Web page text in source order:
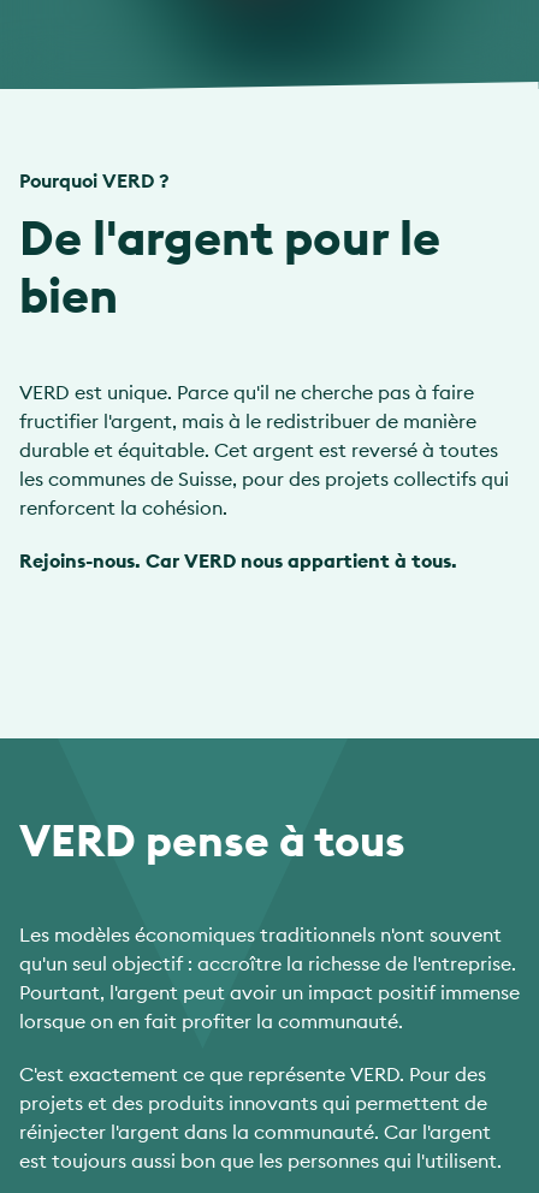
Pourquoi VERD ?
De l'argent pour le
bien
VERD est unique. Parce qu'il ne cherche pas à faire
fructifier l'argent, mais à le redistribuer de manière
durable et équitable. Cet argent est reversé à toutes
les communes de Suisse, pour des projets collectifs qui
renforcent la cohésion.
Rejoins-nous. Car VERD nous appartient à tous.
VERD pense à tous
Les modèles économiques traditionnels n'ont souvent
qu'un seul objectif : accroître la richesse de l'entreprise.
Pourtant, l'argent peut avoir un impact positif immense
lorsque on en fait profiter la communauté.
C'est exactement ce que représente VERD. Pour des
projets et des produits innovants qui permettent de
réinjecter l'argent dans la communauté. Car l'argent
est toujours aussi bon que les personnes qui l'utilisent.